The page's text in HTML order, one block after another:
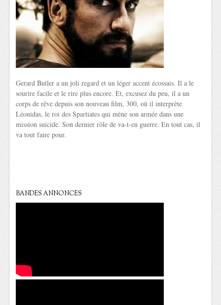
Gerard Butler a un joli regard et un léger accent écossais. Il a le
sourire facile et le rire plus encore. Et, excusez du peu, il a un
corps de rêve depuis son nouveau film, 300, où il interprète
Léonidas, le roi des Spartiates qui mène son armée dans une
mission suicide. Son dernier rôle de va-t-en guerre. En tout cas, il
va tout faire pour.
BANDES ANNONCES